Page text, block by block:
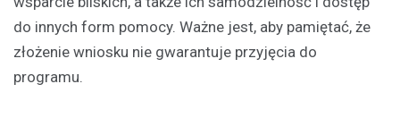
do innych form pomocy. Ważne jest, aby pamiętać, że
złożenie wniosku nie gwarantuje przyjęcia do
programu.